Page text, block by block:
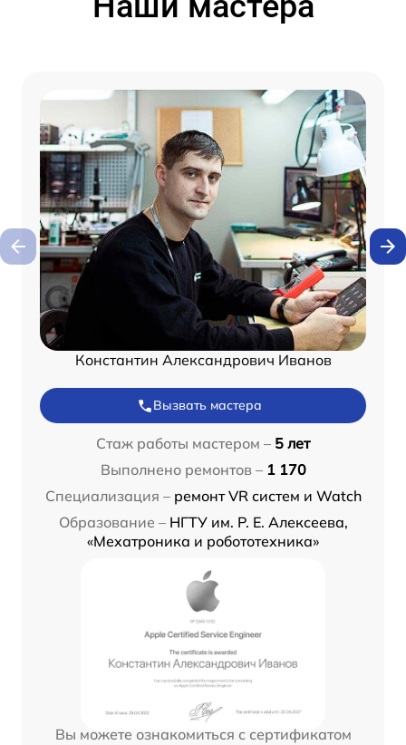
Константин Александрович Иванов
Вызвать мастера
Стаж работы мастером – 5 лет
Выполнено ремонтов – 1 170
Специализация – ремонт VR систем и Watch
Образование – НГТУ им. Р. Е. Алексеева,
«Мехатроника и робототехника»
Вы можете ознакомиться с сертификатом